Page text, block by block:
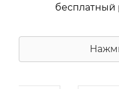
бесплатный